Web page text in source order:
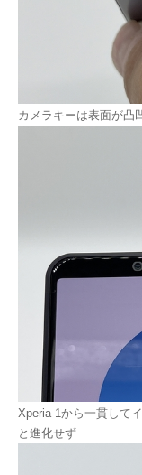
カメラキーは表面が凸
Xperia 1から一貫して
と進化せず